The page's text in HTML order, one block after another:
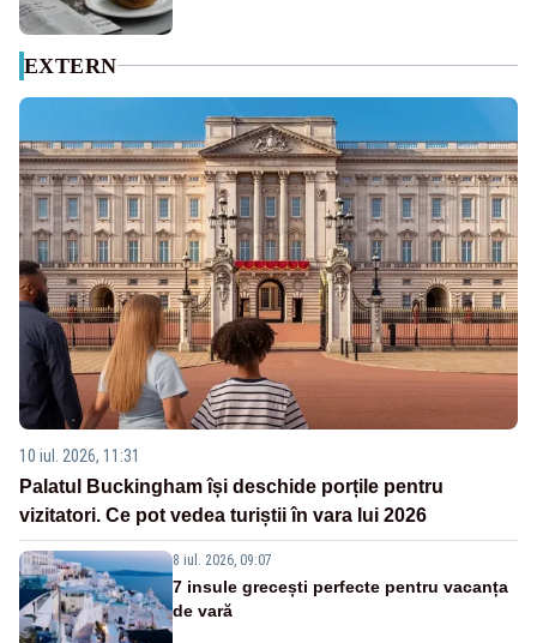
EXTERN
10 iul. 2026, 11:31
Palatul Buckingham își deschide porțile pentru
vizitatori. Ce pot vedea turiștii în vara lui 2026
8 iul. 2026, 09:07
7 insule grecești perfecte pentru vacanța
de vară